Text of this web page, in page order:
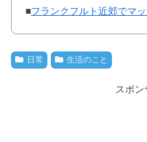
■フランクフルト近郊でマ
日常 生活のこと
スポン